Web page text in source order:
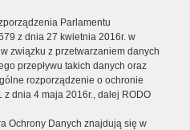
Parlamentu
z dnia 27 kwietnia 2016r. w
związku z przetwarzaniem danych
przepływu takich danych oraz
rozporządzenie o ochronie
z dnia 4 maja 2016r., dalej RODO
Ochrony Danych znajdują się w